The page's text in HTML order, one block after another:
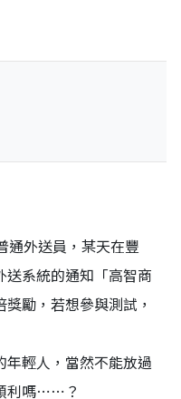
通外送員，某天在豐
送系統的通知「高智商
勵，若想參與測試，
輕人，當然不能放過
利嗎⋯⋯？